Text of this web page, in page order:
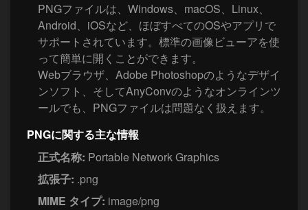
PNGファイルは、Windows、macOS、Linux、
Android、iOSなど、ほぼすべてのOSやアプリで
サポートされています。標準の画像ビューアを使
って簡単に開くことができます。
Webブラウザ、Adobe Photoshopのようなデザイ
ンソフト、そしてAnyConvのようなオンラインツ
ールでも、PNGファイルは問題なく扱えます。
PNGに関する主な情報
正式名称: Portable Network Graphics
拡張子: .png
MIME タイプ: image/png